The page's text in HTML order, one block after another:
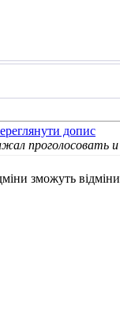
проголосовать и
зможуть